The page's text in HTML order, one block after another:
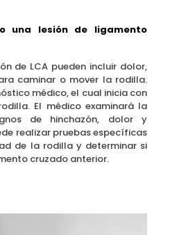
una lesión de ligamento
de LCA pueden incluir dolor,
caminar o mover la rodilla.
médico, el cual inicia con
El médico examinará la
de hinchazón, dolor y
realizar pruebas específicas
de la rodilla y determinar si
cruzado anterior.